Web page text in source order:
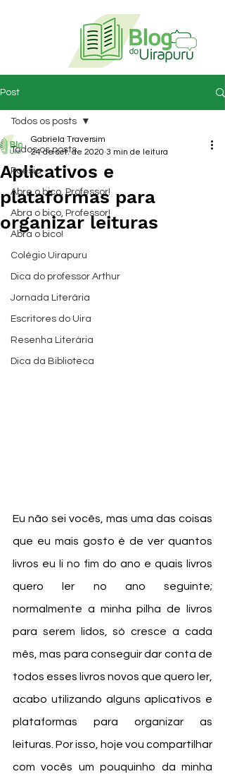
Post
Todos os posts
Poesia
Abre o bico, Professor!
Abra o bico, Professor!
Abra o bico!
Colégio Uirapuru
Dica do professor Arthur
Jornada Literária
Escritores do Uira
Resenha Literária
Dica da Biblioteca
Todos os posts
Aplicativos e
plataformas para
organizar leituras
Gabriela Traversim
24 de set. de 2020 3 min de leitura
Eu não sei vocês, mas uma das coisas
que eu mais gosto é de ver quantos
livros eu li no fim do ano e quais livros
quero ler no ano seguinte;
normalmente a minha pilha de livros
para serem lidos, só cresce a cada
mês, mas para conseguir dar conta de
todos esses livros novos que quero ler,
acabo utilizando alguns aplicativos e
plataformas para organizar as
leituras. Por isso, hoje vou compartilhar
com vocês um pouquinho da minha